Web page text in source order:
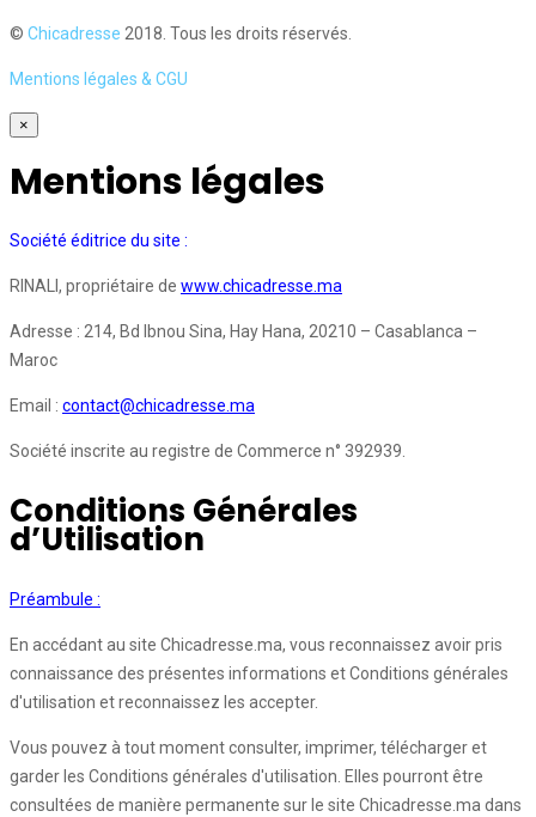
© Chicadresse 2018. Tous les droits réservés.
Mentions légales & CGU
×
Mentions légales
Société éditrice du site :
RINALI, propriétaire de www.chicadresse.ma
Adresse : 214, Bd Ibnou Sina, Hay Hana, 20210 – Casablanca –
Maroc
Email : contact@chicadresse.ma
Société inscrite au registre de Commerce n° 392939.
Conditions Générales
d’Utilisation
Préambule :
En accédant au site Chicadresse.ma, vous reconnaissez avoir pris
connaissance des présentes informations et Conditions générales
d'utilisation et reconnaissez les accepter.
Vous pouvez à tout moment consulter, imprimer, télécharger et
garder les Conditions générales d'utilisation. Elles pourront être
consultées de manière permanente sur le site Chicadresse.ma dans